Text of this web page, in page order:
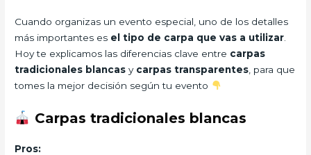
Cuando organizas un evento especial, uno de los detalles
más importantes es el tipo de carpa que vas a utilizar
Hoy te explicamos las diferencias clave entre carpas
tradicionales blancas y carpas transparentes , para que
tomes la mejor decisión según tu evento
Carpas tradicionales blancas
Pros: